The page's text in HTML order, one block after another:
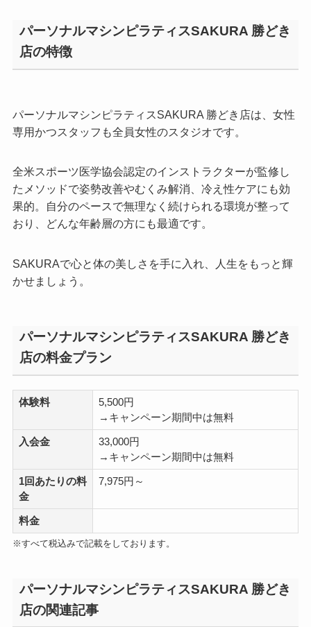
パーソナルマシンピラティスSAKURA 勝どき
店の特徴
パーソナルマシンピラティスSAKURA 勝どき店は、女性
専用かつスタッフも全員女性のスタジオです。
全米スポーツ医学協会認定のインストラクターが監修し
たメソッドで姿勢改善やむくみ解消、冷え性ケアにも効
果的。自分のペースで無理なく続けられる環境が整って
おり、どんな年齢層の方にも最適です。
SAKURAで心と体の美しさを手に入れ、人生をもっと輝
かせましょう。
パーソナルマシンピラティスSAKURA 勝どき
店の料金プラン
体験料
5,500円
→キャンペーン期間中は無料
入会金
33,000円
→キャンペーン期間中は無料
1回あたりの料
金
7,975円～
料金
※すべて税込みで記載をしております。
パーソナルマシンピラティスSAKURA 勝どき
店の関連記事